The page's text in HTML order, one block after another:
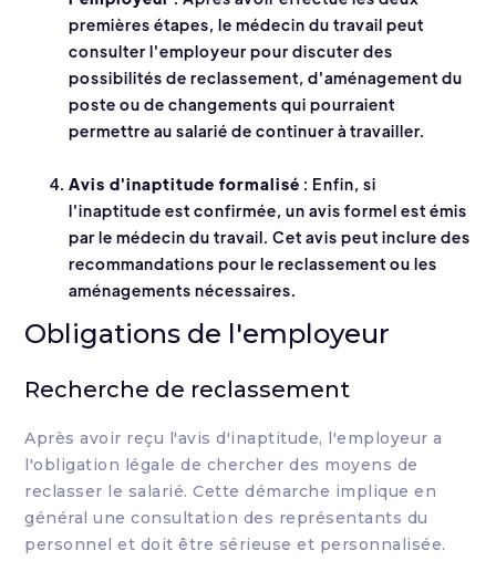
premières étapes, le médecin du travail peut
consulter l'employeur pour discuter des
possibilités de reclassement, d'aménagement du
poste ou de changements qui pourraient
permettre au salarié de continuer à travailler.
Avis d'inaptitude formalisé : Enfin, si
l'inaptitude est confirmée, un avis formel est émis
par le médecin du travail. Cet avis peut inclure des
recommandations pour le reclassement ou les
aménagements nécessaires.
Obligations de l'employeur
Recherche de reclassement
Après avoir reçu l'avis d'inaptitude, l'employeur a
l'obligation légale de chercher des moyens de
reclasser le salarié. Cette démarche implique en
général une consultation des représentants du
personnel et doit être sérieuse et personnalisée.